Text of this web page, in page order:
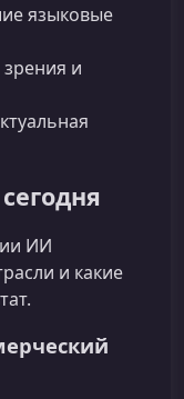
языковые
и
ИИ
и какие